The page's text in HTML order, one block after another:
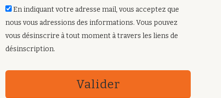
En indiquant votre adresse mail, vous acceptez que
nous vous adressions des informations. Vous pouvez
vous désinscrire à tout moment à travers les liens de
désinscription.
Valider